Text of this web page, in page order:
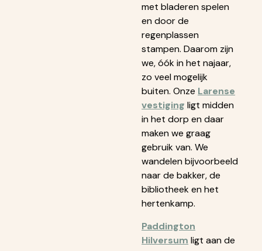
met bladeren spelen
en door de
regenplassen
stampen. Daarom zijn
we, óók in het najaar,
zo veel mogelijk
buiten. Onze Larense
vestiging ligt midden
in het dorp en daar
maken we graag
gebruik van. We
wandelen bijvoorbeeld
naar de bakker, de
bibliotheek en het
hertenkamp.
Paddington
Hilversum ligt aan de